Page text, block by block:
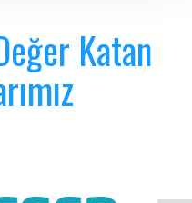
Katan